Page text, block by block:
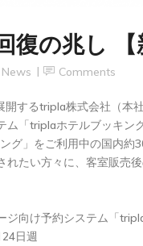
復の兆し
News Comments
するtripla株式会社（本
ム「triplaホテルブッキ
グ」をご利用中の国内約
れたい方々に、客室販売
ジ向け予約システム「
日週